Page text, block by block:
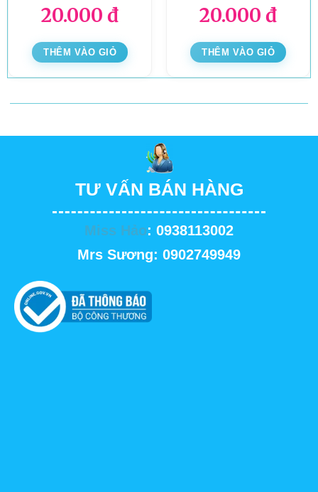
20.000 đ
THÊM VÀO GIỎ
20.000 đ
THÊM VÀO GIỎ
TƯ VẤN BÁN HÀNG
Miss Hảo: 0938113002
Mrs Sương: 0902749949